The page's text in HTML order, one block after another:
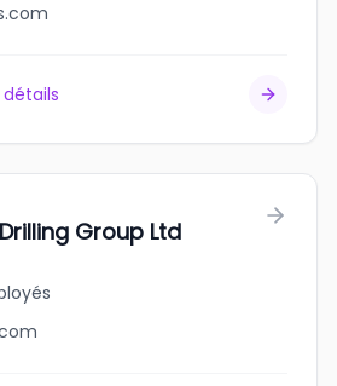
Group Ltd